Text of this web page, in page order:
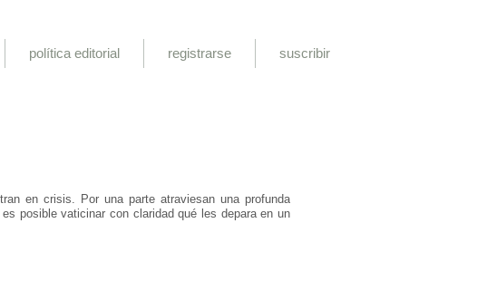
política editorial registrarse suscribir
en crisis. Por una parte atraviesan una profunda
posible vaticinar con claridad qué les depara en un